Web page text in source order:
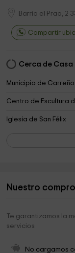
Barrio el Prao, 2
Compartir
Cerca de Casa
Municipio de Carreño
Centro de Escultura
Iglesia de San Félix
Ayuntamiento De
Maritime Museum of
Ayuntamiento de
Nuestro
Te garantizamos la
servicios
No cargamos